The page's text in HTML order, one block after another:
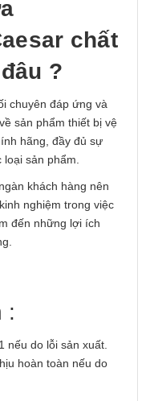
chất
?
chuyên đáp ứng và
sản phẩm thiết bị vệ
hãng, đầy đủ sự
sản phẩm.
khách hàng nên
nghiệm trong việc
đến những lợi ích
:
nếu do lỗi sản xuất.
hoàn toàn nếu do